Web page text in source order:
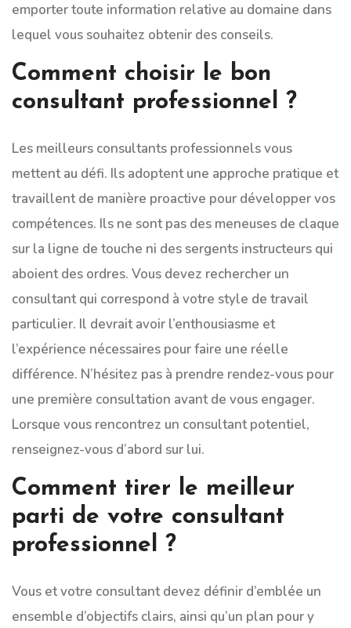
emporter toute information relative au domaine dans
lequel vous souhaitez obtenir des conseils.
Comment choisir le bon
consultant professionnel ?
Les meilleurs consultants professionnels vous
mettent au défi. Ils adoptent une approche pratique et
travaillent de manière proactive pour développer vos
compétences. Ils ne sont pas des meneuses de claque
sur la ligne de touche ni des sergents instructeurs qui
aboient des ordres. Vous devez rechercher un
consultant qui correspond à votre style de travail
particulier. Il devrait avoir l’enthousiasme et
l’expérience nécessaires pour faire une réelle
différence. N’hésitez pas à prendre rendez-vous pour
une première consultation avant de vous engager.
Lorsque vous rencontrez un consultant potentiel,
renseignez-vous d’abord sur lui.
Comment tirer le meilleur
parti de votre consultant
professionnel ?
Vous et votre consultant devez définir d’emblée un
ensemble d’objectifs clairs, ainsi qu’un plan pour y